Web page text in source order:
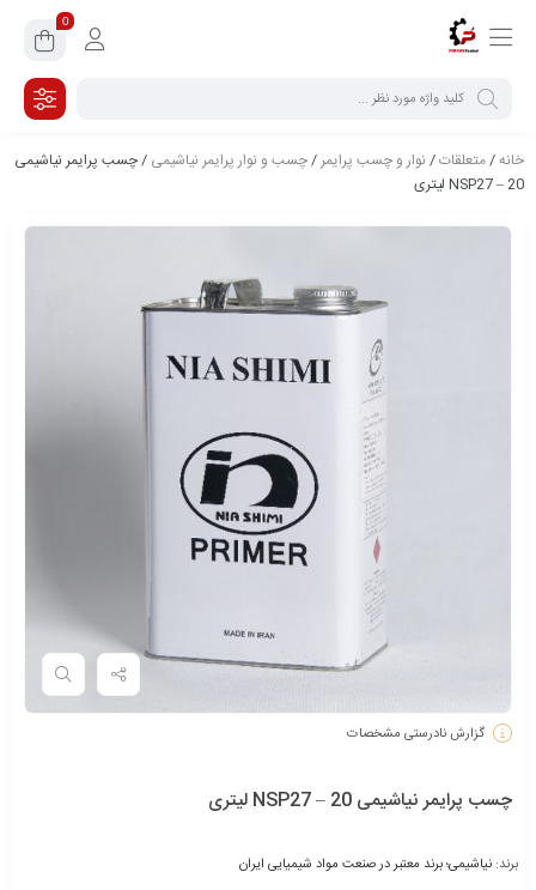
0
خانه/متعلقات/ نوار و چسب پرایمر/چسب و نوار پرایمر نیاشیمی / چسب پرایمر نیاشیمی
NSP27 – 20 لیتری
گزارش نادرستی مشخصات
چسب پرایمر نیاشیمی NSP27 – 20 لیتری
برند: نیاشیمی؛ برند معتبر در صنعت مواد شیمیایی ایران